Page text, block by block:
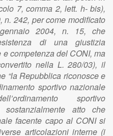
7, comma 2, lett. h- bis),
242, per come modificato
2004, n. 15, che
di una giustizia
competenza del CONI, ma
nella L. 280/03), il
“la Repubblica riconosce e
sportivo nazionale
sportivo
atto che
facente capo al CONI si
articolazioni interne (i